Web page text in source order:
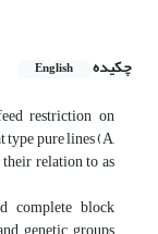
چکیده English
restriction on
pure lines (A,
relation to as
complete block